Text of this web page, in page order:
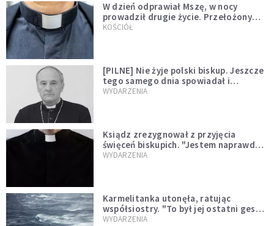
W dzień odprawiał Mszę, w nocy
prowadził drugie życie. Przełożony
kazał mu opuścić zakon
KOŚCIÓŁ
[PILNE] Nie żyje polski biskup. Jeszcze
tego samego dnia spowiadał i
sprawował Mszę świętą
WYDARZENIA
Ksiądz zrezygnował z przyjęcia
święceń biskupich. "Jestem naprawdę
niegodny"
WYDARZENIA
Karmelitanka utonęła, ratując
współsiostry. "To był jej ostatni gest
miłości"
WYDARZENIA